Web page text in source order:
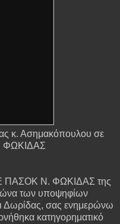
κ. Ασημακόπουλου σε
ΦΩΚΙΔΑΣ
ΠΑΣΟΚ Ν. ΦΩΚΙΔΑΣ της
των υποψηφίων
Δωρίδας, σας ενημερώνω
κατηγορηματικό